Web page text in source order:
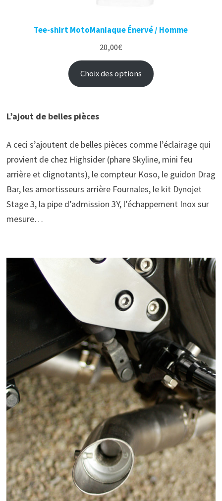
Tee-shirt MotoManiaque Énervé / Homme
20,00€
Choix des options
L’ajout de belles pièces
A ceci s’ajoutent de belles pièces comme l’éclairage qui
provient de chez Highsider (phare Skyline, mini feu
arrière et clignotants), le compteur Koso, le guidon Drag
Bar, les amortisseurs arrière Fournales, le kit Dynojet
Stage 3, la pipe d’admission 3Y, l’échappement Inox sur
mesure…